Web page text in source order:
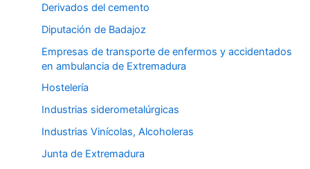
Derivados del cemento
Diputación de Badajoz
Empresas de transporte de enfermos y accidentados
en ambulancia de Extremadura
Hostelería
Industrias siderometalúrgicas
Industrias Vinícolas, Alcoholeras
Junta de Extremadura